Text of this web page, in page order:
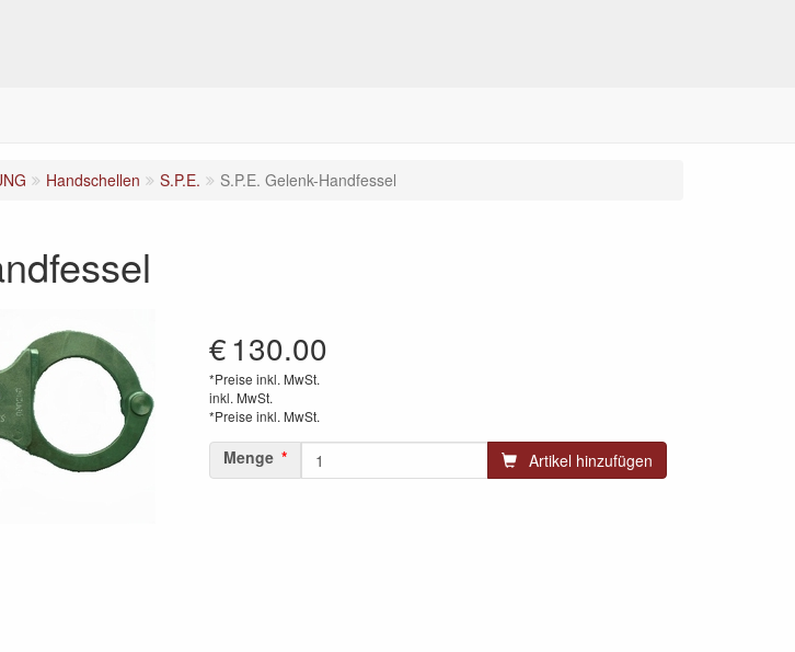
Handschellen S.P.E. S.P.E. Gelenk-Handfessel
€130.00
*Preise inkl. MwSt.
inkl. MwSt.
*Preise inkl. MwSt.
Menge Artikel hinzufügen